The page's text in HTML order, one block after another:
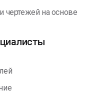
чертежей на основе